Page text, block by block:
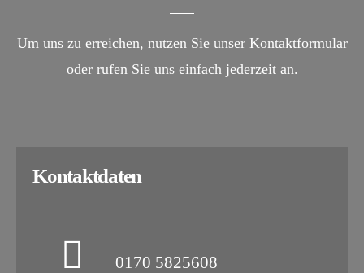
Um uns zu erreichen, nutzen Sie unser Kontaktformular
oder rufen Sie uns einfach jederzeit an.
Kontaktdaten
0170 5825608